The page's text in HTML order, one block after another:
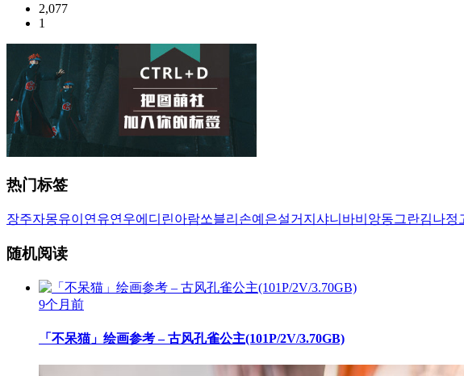
2,077
1
热门标签
장주자몽유이 연유연우에디린아람쏘블리 손예은설거지 샤니 바비앙동그란김나정
随机阅读
9个月前
「不呆猫」绘画参考 – 古风孔雀公主(101P/2V/3.70GB)